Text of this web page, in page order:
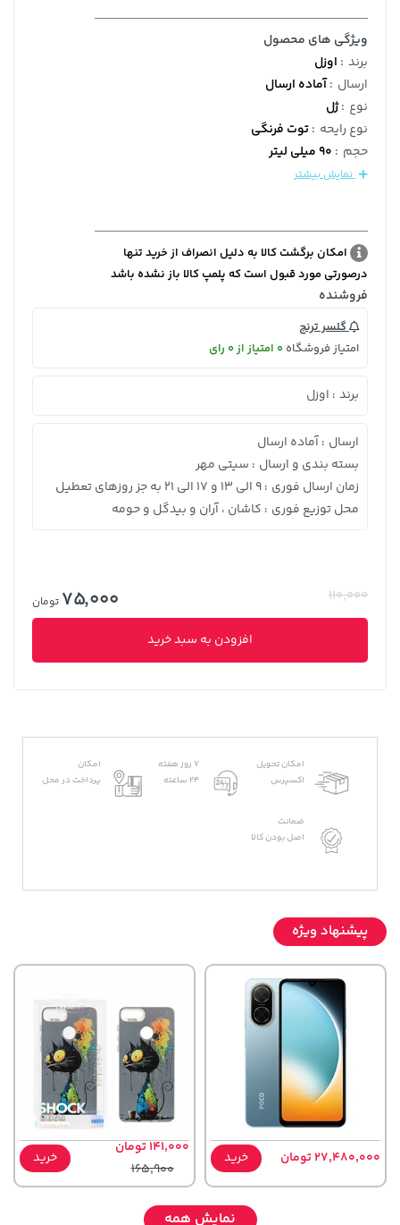
ویژگی های محصول
برند : اوزل
ارسال :آماده ارسال
نوع :ژل
نوع رایحه :توت فرنگی
حجم : 90 میلی لیتر
نمایش بیشتر
امکان برگشت کالا به دلیل انصراف از خرید تنها
درصورتی مورد قبول است که پلمپ کالا باز نشده باشد
فروشنده
گلسر ترنج
امتیاز فروشگاه 0 امتیاز از 0 رای
برند : اوزل
ارسال : آماده ارسال
بسته بندی و ارسال : سیتی مهر
زمان ارسال فوری : 9 الی 13 و 17 الی 21 به جز روزهای تعطیل
محل توزیع فوری : کاشان ، آران و بیدگل و حومه
110,000
75,000 تومان
افزودن به سبد خرید
امکان تحویل
اکسپرس
7 روز هفته
24 ساعته
امکان
پرداخت در محل
ضمانت
اصل بودن کالا
پیشنهاد ویژه
27,480,000 تومان خرید
141,000 تومان
165,900
خرید
نمایش همه